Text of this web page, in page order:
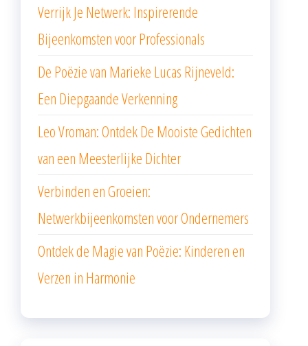
Verrijk Je Netwerk: Inspirerende
Bijeenkomsten voor Professionals
De Poëzie van Marieke Lucas Rijneveld:
Een Diepgaande Verkenning
Leo Vroman: Ontdek De Mooiste Gedichten
van een Meesterlijke Dichter
Verbinden en Groeien:
Netwerkbijeenkomsten voor Ondernemers
Ontdek de Magie van Poëzie: Kinderen en
Verzen in Harmonie